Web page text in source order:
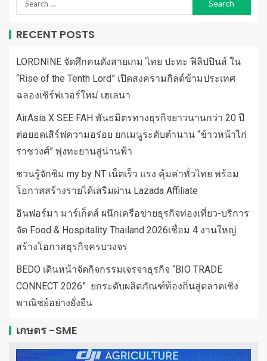
RECENT POSTS
LORDNINE จัดศึกคนดังสายเกม ไทย ปะทะ ฟิลิปปินส์ ใน
“Rise of the Tenth Lord” เปิดสงครามกิลด์ข้ามประเทศ
ฉลองเซิร์ฟเวอร์ใหม่ เฮเลนา
AirAsia X SEE FAH พันธมิตรทางธุรกิจยาวนานกว่า 20 ปี
ต่อยอดเสิร์ฟความอร่อย ยกเมนูระดับตำนาน “ข้าวหน้าไก่
ราชวงศ์” พุ่งทะยานสู่น่านฟ้า
ชวนรู้จักซิม my by NT เน็ตเร็ว แรง คุ้มค่าทั่วไทย พร้อม
โอกาสสร้างรายได้เสริมผ่าน Lazada Affiliate
อินฟอร์มา มาร์เก็ตส์ ผนึกเครือข่ายธุรกิจท่องเที่ยว-บริการ
จัด Food & Hospitality Thailand 2026เชื่อม 4 งานใหญ่
สร้างโอกาสธุรกิจครบวงจร
BEDO เดินหน้าจัดกิจกรรมเจรจาธุรกิจ “BIO TRADE
CONNECT 2026” ยกระดับผลิตภัณฑ์ท้องถิ่นสู่ตลาดเชิง
พาณิชย์อย่างยั่งยืน
เกษตร -SME